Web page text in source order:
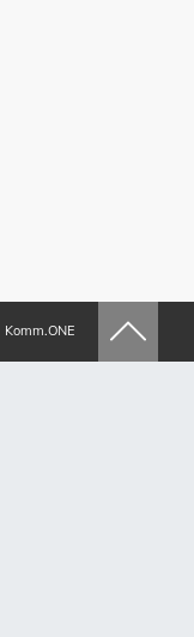
Komm.ONE